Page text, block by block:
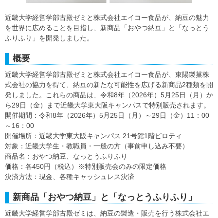
近畿大学経営学部古殿ゼミと株式会社エイコー食品が、納豆の魅力
を世界に広めることを目指し、新商品「おやつ納豆」と「なっとう
ふりふり」を開発しました。
概要
近畿大学経営学部古殿ゼミと株式会社エイコー食品が、東陽製菓株
式会社の協力を得て、納豆の新たな可能性を広げる新商品2種類を開
発しました。これらの商品は、令和8年（2026年）5月25日（月）か
ら29日（金）まで近畿大学東大阪キャンパスで特別販売されます。
開催期間：令和8年（2026年）5月25日（月）～29日（金）11：00
～16：00
開催場所：近畿大学東大阪キャンパス 21号館1階ピロティ
対象：近畿大学生・教職員・一般の方（事前申し込み不要）
商品名：おやつ納豆、なっとうふりふり
価格：各450円（税込）※特別販売会のみの限定価格
決済方法：現金、各種キャッシュレス決済
新商品「おやつ納豆」と「なっとうふりふり」
近畿大学経営学部古殿ゼミは、納豆の製造・販売を行う株式会社エ